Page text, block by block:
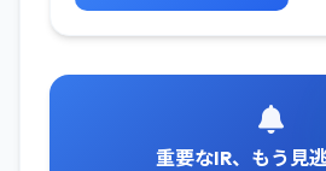
重要なIR、もう見